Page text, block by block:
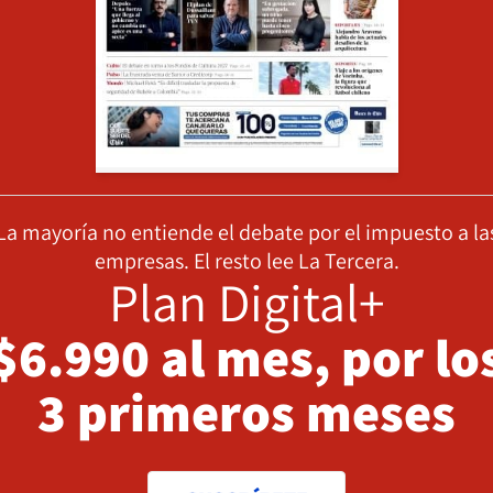
mayoría no entiende el debate por el impuesto a
empresas. El resto lee La Tercera.
Plan Digital+
al mes, por
3 primeros meses